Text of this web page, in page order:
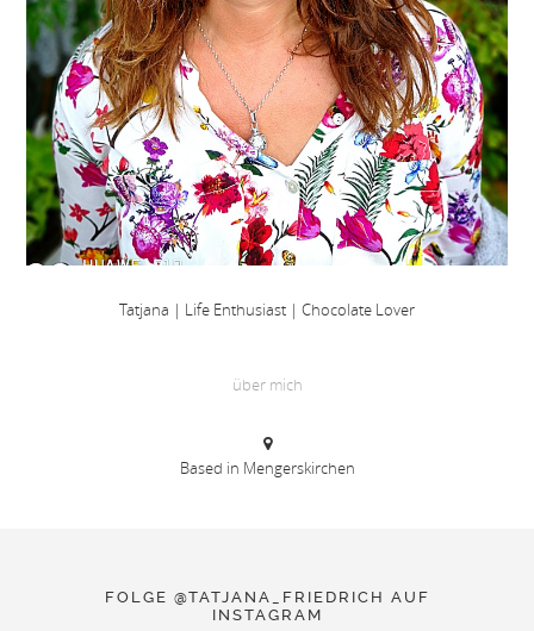
Tatjana | Life Enthusiast | Chocolate Lover
über mich
Based in Mengerskirchen
FOLGE @TATJANA_FRIEDRICH AUF
INSTAGRAM